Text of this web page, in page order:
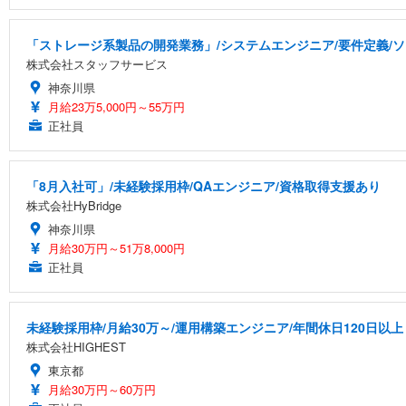
「ストレージ系製品の開発業務」/システムエンジニア/要件定義/
株式会社スタッフサービス
神奈川県
月給23万5,000円～55万円
正社員
「8月入社可」/未経験採用枠/QAエンジニア/資格取得支援あり
株式会社HyBridge
神奈川県
月給30万円～51万8,000円
正社員
未経験採用枠/月給30万～/運用構築エンジニア/年間休日120日以上
株式会社HIGHEST
東京都
月給30万円～60万円